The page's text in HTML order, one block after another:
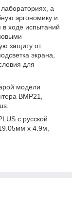
а
эргономику и
ходе испытаний
защиту от
экрана,
для
модели
BMP21,
с русской
х 4.9м,